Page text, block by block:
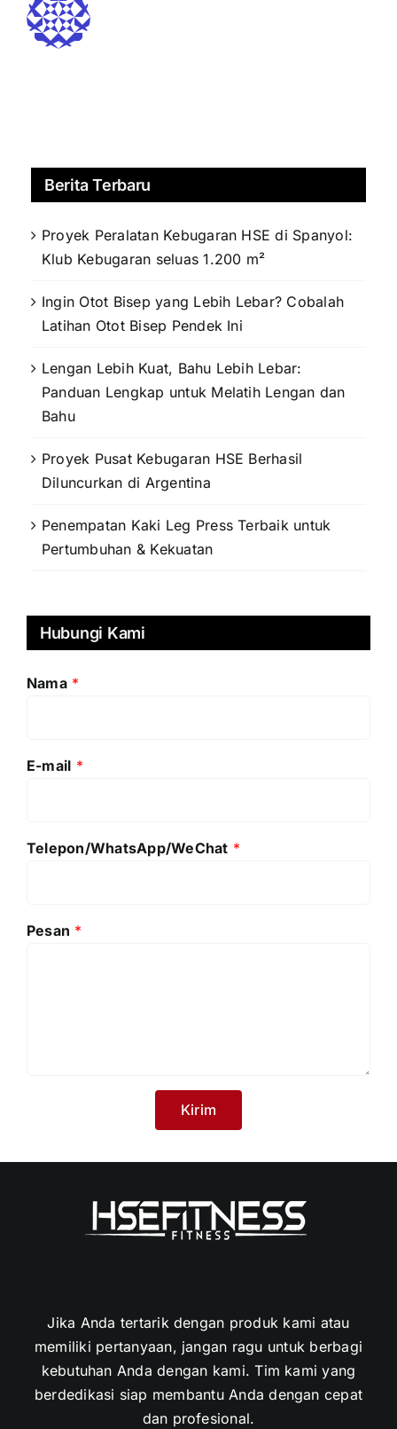
Berita Terbaru
Proyek Peralatan Kebugaran HSE di Spanyol:
Klub Kebugaran seluas 1.200 m²
Ingin Otot Bisep yang Lebih Lebar? Cobalah
Latihan Otot Bisep Pendek Ini
Lengan Lebih Kuat, Bahu Lebih Lebar:
Panduan Lengkap untuk Melatih Lengan dan
Bahu
Proyek Pusat Kebugaran HSE Berhasil
Diluncurkan di Argentina
Penempatan Kaki Leg Press Terbaik untuk
Pertumbuhan & Kekuatan
Hubungi Kami
Nama *
E-mail *
Telepon/WhatsApp/WeChat *
Pesan *
Jika Anda tertarik dengan produk kami atau
memiliki pertanyaan, jangan ragu untuk berbagi
kebutuhan Anda dengan kami. Tim kami yang
berdedikasi siap membantu Anda dengan cepat
dan profesional.